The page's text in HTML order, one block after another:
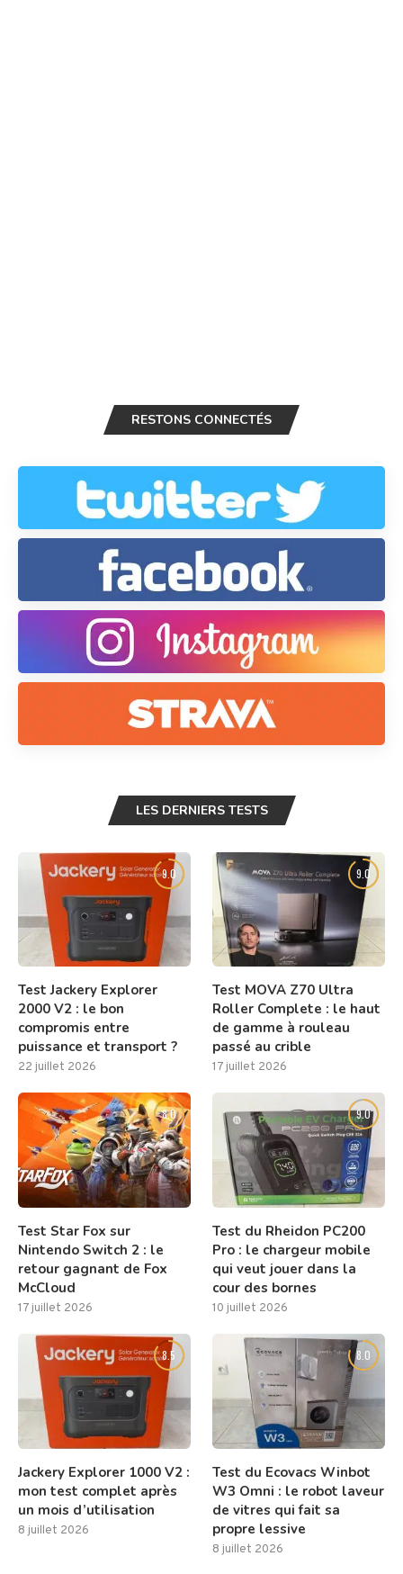
RESTONS CONNECTÉS
LES DERNIERS TESTS
9.0
Test Jackery Explorer
2000 V2 : le bon
compromis entre
puissance et transport ?
22 juillet 2026
9.0
Test MOVA Z70 Ultra
Roller Complete : le haut
de gamme à rouleau
passé au crible
17 juillet 2026
8.0
Test Star Fox sur
Nintendo Switch 2 : le
retour gagnant de Fox
McCloud
17 juillet 2026
9.0
Test du Rheidon PC200
Pro : le chargeur mobile
qui veut jouer dans la
cour des bornes
10 juillet 2026
8.5
Jackery Explorer 1000 V2 :
mon test complet après
un mois d’utilisation
8 juillet 2026
8.0
Test du Ecovacs Winbot
W3 Omni : le robot laveur
de vitres qui fait sa
propre lessive
8 juillet 2026